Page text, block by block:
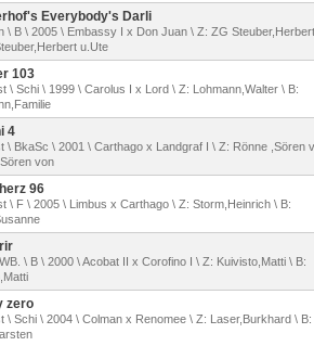
Everybody's Darli
\ B \ 2005 \ Embassy I x Don Juan \ Z: ZG
u.Ute
103
\ Schi \ 1999 \ Carolus I x Lord \ Z: Lohmann,Walter \ B:
4
\ BkaSc \ 2001 \ Carthago x Landgraf I \ Z: Rönne ,Sören
von
96
\ F \ 2005 \ Limbus x Carthago \ Z: Storm,Heinrich \ B:
\ B \ 2000 \ Acobat II x Corofino I \ Z: Kuivisto,Matti \ B:
zero
\ Schi \ 2004 \ Colman x Renomee \ Z: Laser,Burkhard \ B: